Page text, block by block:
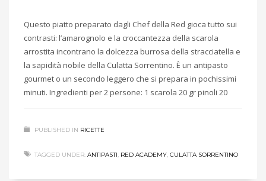
Questo piatto preparato dagli Chef della Red gioca tutto sui
contrasti: l’amarognolo e la croccantezza della scarola
arrostita incontrano la dolcezza burrosa della stracciatella e
la sapidità nobile della Culatta Sorrentino. È un antipasto
gourmet o un secondo leggero che si prepara in pochissimi
minuti. Ingredienti per 2 persone: 1 scarola 20 gr pinoli 20
PUBLISHED IN RICETTE
TAGGED UNDER: ANTIPASTI, RED ACADEMY, CULATTA SORRENTINO